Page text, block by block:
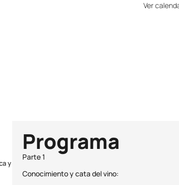
Ver
y
Programa
Parte 1
Conocimiento y cata del vino: